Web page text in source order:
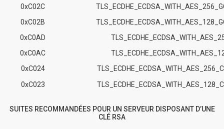
0xC02C
0xC02B
0xC0AD
0xC0AC
0xC024
0xC023
SUITES RECOMMANDÉES POUR UN SERVEUR DISPOSANT D’UNE
CLÉ RSA